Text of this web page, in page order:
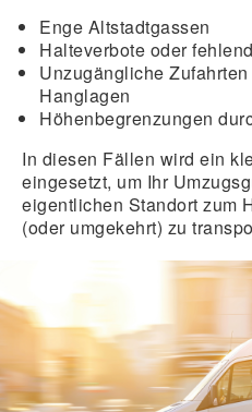
Enge Altstadtgassen
Halteverbote oder
Unzugängliche
Hanglagen
Höhenbegrenzungen
In diesen Fällen wird ein
eingesetzt, um Ihr
eigentlichen Standort zum
(oder umgekehrt) zu